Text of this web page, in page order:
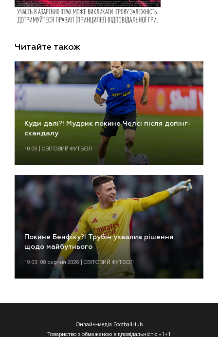
Читайте також
Куди далі?! Мудрик покине Челсі після допінг-
скандалу
10:09 | СВІТОВИЙ ФУТБОЛ
Покине Бенфіку?! Трубін ухвалив рішення
щодо майбутнього
19:03, 08 серпня 2026 | СВІТОВИЙ ФУТБОЛ
Онлайн-медіа FootballHub
Товариство з обмеженою відповідальністю «1+1